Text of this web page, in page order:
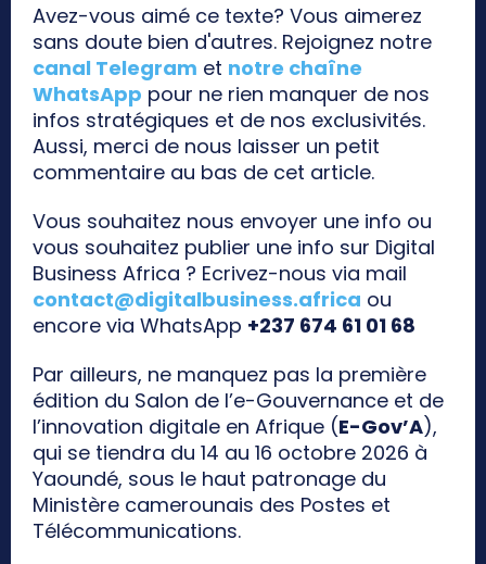
Avez-vous aimé ce texte? Vous aimerez
sans doute bien d'autres. Rejoignez notre
canal Telegram et notre chaîne
WhatsApp pour ne rien manquer de nos
infos stratégiques et de nos exclusivités.
Aussi, merci de nous laisser un petit
commentaire au bas de cet article.
Vous souhaitez nous envoyer une info ou
vous souhaitez publier une info sur Digital
Business Africa ? Ecrivez-nous via mail
contact@digitalbusiness.africa ou
encore via WhatsApp +237 674 61 01 68
Par ailleurs, ne manquez pas la première
édition du Salon de l’e-Gouvernance et de
l’innovation digitale en Afrique (E-Gov’A),
qui se tiendra du 14 au 16 octobre 2026 à
Yaoundé, sous le haut patronage du
Ministère camerounais des Postes et
Télécommunications.